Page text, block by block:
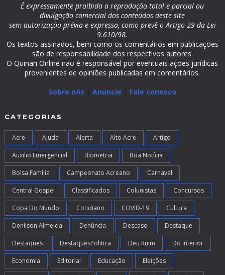
É expressamente proibida a reprodução total e parcial ou
divulgação comercial dos conteúdos deste site
sem autorização prévia e expressa, como prevê o Artigo 29 da Lei
9.610/98.
Os textos assinados, bem como os comentários em publicações
são de responsabilidade dos respectivos autores.
O Quinari Online não é responsável por eventuais ações jurídicas
provenientes de opiniões publicadas em comentários.
Sobre nós
Anuncie Fale conosco
CATEGORIAS
Acre Ajuda Alerta Alto Acre Artigo
Auxilio Emergencial Biometria Boa Notícia
Bolsa Família Campeonato Acreano Carnaval
Central Gospel Classificados Colunistas Concursos
Copa Do Mundo Cotidiano COVID-19 Cultura
Denilson Almeida Denúncia Descaso Destaque
Destaques DestaquesPolitica Deu Ruim Do Interior
Economia Editorial Educação Eleições